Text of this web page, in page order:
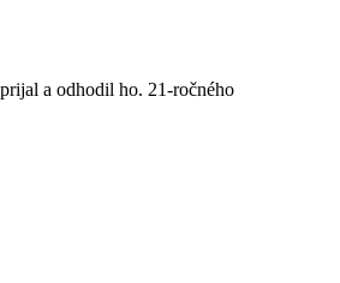
a odhodil ho. 21-ročného